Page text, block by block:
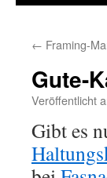
← Framing-
Gute-
Veröffentlicht
Gibt es